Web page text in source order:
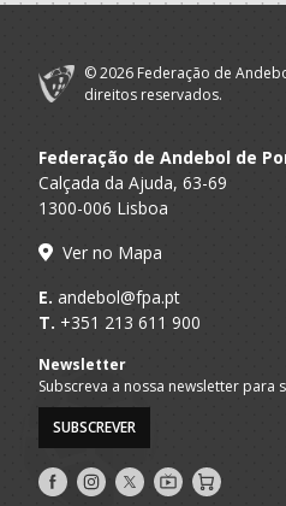
© 2026 Federação de
direitos reservados.
Federação de Andebol de
Calçada da Ajuda, 63-69
1300-006 Lisboa
Ver no Mapa
E. andebol@fpa.pt
T. +351 213 611 900
Newsletter
Subscreva a nossa newsletter
SUBSCREVER
Siga- Siga- Siga- AndebolTV
Loja